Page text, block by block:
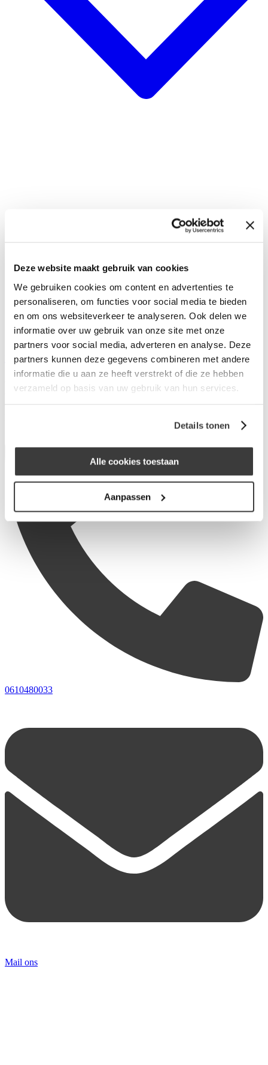
Deze website maakt gebruik van cookies
We gebruiken cookies om content en advertenties te
personaliseren, om functies voor social media te bieden
en om ons websiteverkeer te analyseren. Ook delen we
informatie over uw gebruik van onze site met onze
partners voor social media, adverteren en analyse. Deze
partners kunnen deze gegevens combineren met andere
informatie die u aan ze heeft verstrekt of die ze hebben
verzameld op basis van uw gebruik van hun services.
Details tonen
Alle cookies toestaan
Aanpassen
Wat is Merius Hypotheken?
Waarom Merius Hypotheken?
Nieuws van Merius Hypotheken
Werken bij Merius Hypotheken
Veelgestelde vragen
Inloggen
Henk Sjerps Hypotheken
0610480033
Mail ons